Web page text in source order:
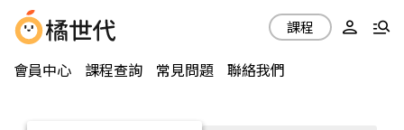
會員中心 課程查詢 常見問題 聯絡我們
課程